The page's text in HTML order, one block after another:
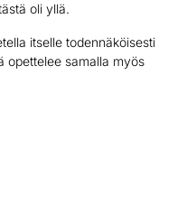
oli yllä.
itselle todennäköisesti
opettelee samalla myös